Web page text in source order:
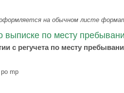
на обычном листе
выписке по месту
с регучета по месту